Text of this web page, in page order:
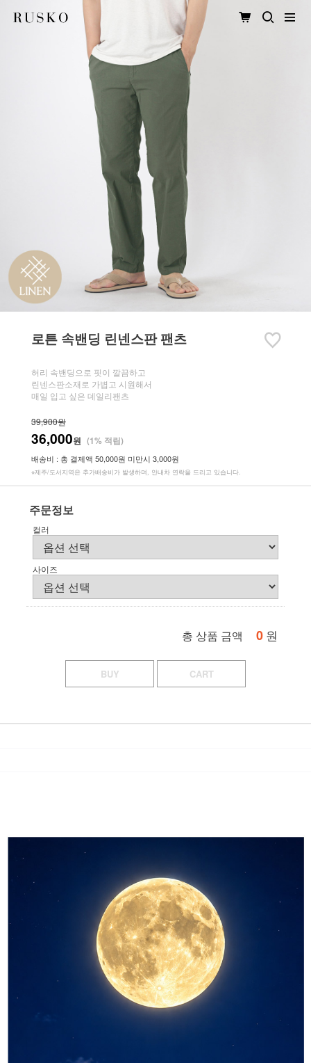
로튼 속밴딩 린넨스판 팬츠
허리 속밴딩으로 핏이 깔끔하고
린넨스판소재로 가볍고 시원해서
매일 입고 싶은 데일리팬츠
39,900원
36,000원 (1% 적립)
배송비 : 총 결제액 50,000원 미만시 3,000원
※제주/도서지역은 추가배송비가 발생하며, 안내차 연락을 드리고 있습니다.
주문정보
컬러
사이즈
총 상품 금액 0 원
BUY CART